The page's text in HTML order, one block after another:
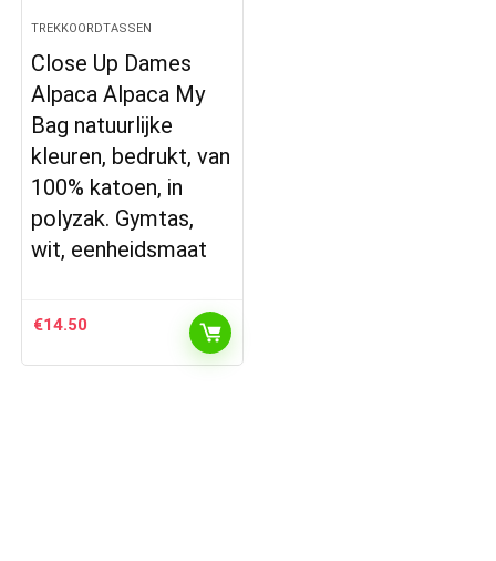
TREKKOORDTASSEN
Close Up Dames
Alpaca Alpaca My
Bag natuurlijke
kleuren, bedrukt, van
100% katoen, in
polyzak. Gymtas,
wit, eenheidsmaat
€14.50